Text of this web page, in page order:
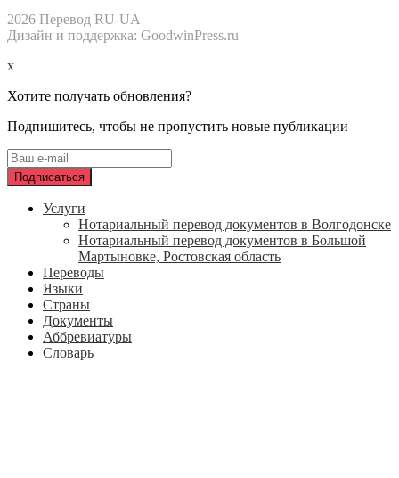
2026 Перевод RU-UA
Дизайн и поддержка: GoodwinPress.ru
x
Хотите получать обновления?
Подпишитесь, чтобы не пропустить новые публикации
Услуги
Нотариальный перевод документов в Волгодонске
Нотариальный перевод документов в Большой
Мартыновке, Ростовская область
Переводы
Языки
Страны
Документы
Аббревиатуры
Словарь